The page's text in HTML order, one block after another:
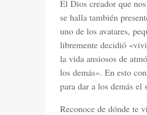
El Dios creador que
se halla también
uno de los avatares,
libremente decidió
la vida ansiosos de
los demás». En esto
para dar a los demás el
Reconoce de dónde te